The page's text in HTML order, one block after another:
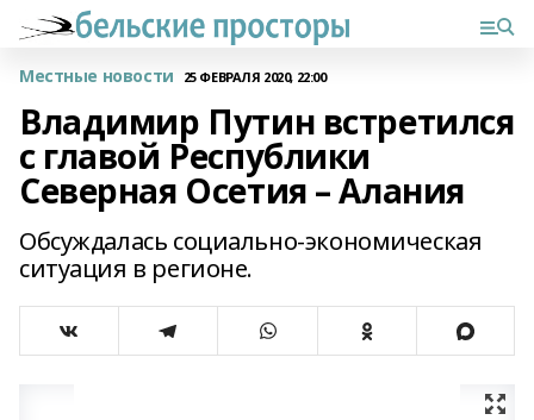
Местные новости 25 ФЕВРАЛЯ 2020, 22:00
Владимир Путин встретился
с главой Республики
Северная Осетия – Алания
Обсуждалась социально-экономическая
ситуация в регионе.